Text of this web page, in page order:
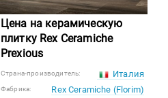
Цена на керамическую
плитку Rex Ceramiche
Prexious
Страна-производитель: Италия
Фабрика: Rex Ceramiche (Florim)